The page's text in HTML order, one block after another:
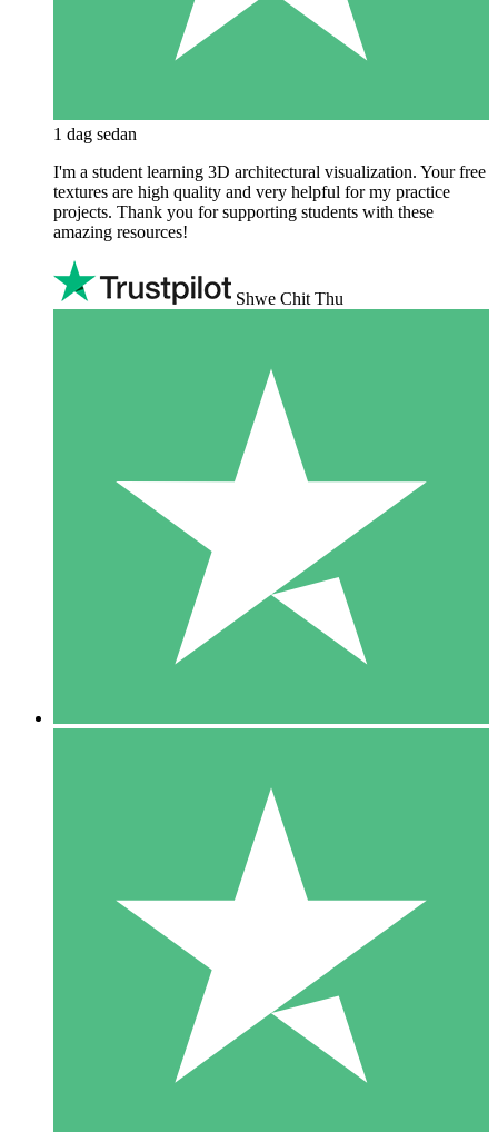
1 dag sedan
I'm a student learning 3D architectural visualization. Your free
textures are high quality and very helpful for my practice
projects. Thank you for supporting students with these
amazing resources!
Shwe Chit Thu